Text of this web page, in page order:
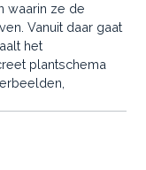
waarin ze de
Vanuit daar gaat
het
plantschema